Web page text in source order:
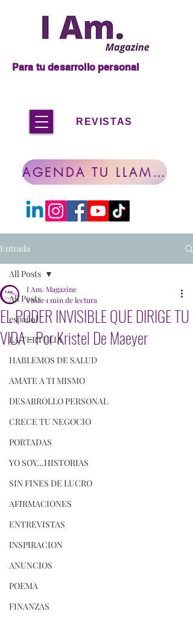
REVISTAS
Para tu desarrollo personal
AGENDA TU LLAMADA
Entrada
All Posts
español
LA TERTULIA
HABLEMOS DE SALUD
AMATE A TI MISMO
DESARROLLO PERSONAL
CRECE TU NEGOCIO
PORTADAS
YO SOY...HISTORIAS
SIN FINES DE LUCRO
AFIRMACIONES
ENTREVISTAS
INSPIRACION
ANUNCIOS
POEMA
FINANZAS
All Posts
EL PODER INVISIBLE QUE DIRIGE TU
VIDA - Por Kristel De Maeyer
I Am. Magazine
1 mar1 min de lectura